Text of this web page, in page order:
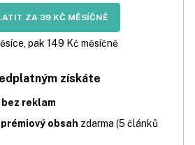
ZA 39 KČ MĚSÍČNĚ
pak 149 Kč měsíčně
získáte
bez reklam
obsah zdarma (5 článků